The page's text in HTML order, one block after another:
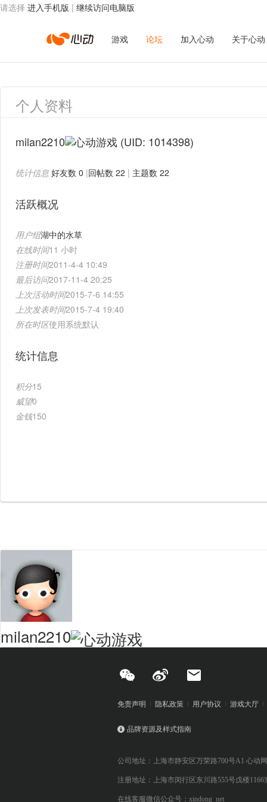
请选择 进入手机版 | 继续访问电脑版
心
动
络
游戏 论坛 加入心动 关于心动
个人资料
milan2210 (UID: 1014398)
统计信息 好友数 0 |回帖数 22 | 主题数 22
活跃概况
用户组湖中的水草
在线时间11 小时
注册时间2011-4-4 10:49
最后访问2017-11-4 20:25
上次活动时间2015-7-6 14:55
上次发表时间2015-7-4 19:40
所在时区使用系统默认
统计信息
积分15
威望0
金钱150
milan2210
免责声明 隐私政策 用户协议 游戏大厅
品牌资源及样式指南
公司地址：上海市静安区万荣路700号A1 心动
注册地址：上海市闵行区东川路555号戊楼1166
在线客服微信公众号：xindong_net